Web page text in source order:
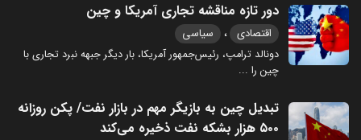
دور تازه مناقشه تجاری آمریکا و چین
اقتصادی ، سیاسی
دونالد ترامپ، رئیس‌جمهور آمریکا، بار دیگر جبهه نبرد تجاری با
چین را ...
تبدیل چین به بازیگر مهم در بازار نفت/ پکن روزانه
۵۰۰ هزار بشکه نفت ذخیره می‌کند